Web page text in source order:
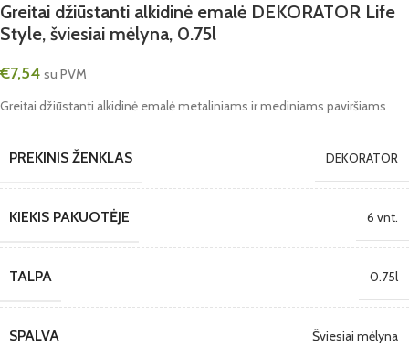
Greitai džiūstanti alkidinė emalė DEKORATOR Life
Style, šviesiai mėlyna, 0.75l
€7,54 su PVM
Greitai džiūstanti alkidinė emalė metaliniams ir mediniams paviršiams
PREKINIS ŽENKLAS DEKORATOR
KIEKIS PAKUOTĖJE 6 vnt.
TALPA 0.75l
SPALVA Šviesiai mėlyna